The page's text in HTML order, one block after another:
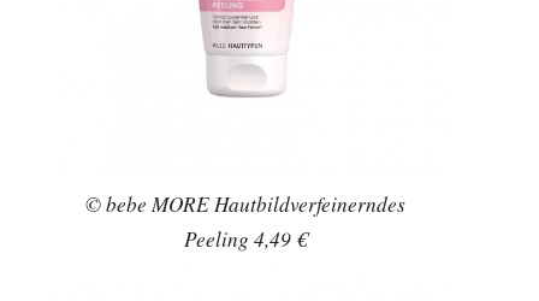
© bebe MORE Hautbildverfeinerndes
Peeling 4,49 €